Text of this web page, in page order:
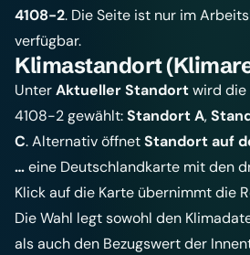
4108-2. Die Seite ist nur im
verfügbar.
Klimastandort
UnterAktueller Standortwird die
4108-2 gewählt:Standort A,
C. Alternativ öffnetStandort auf
…eine Deutschlandkarte mit den
Klick auf die Karte übernimmt die
Die Wahl legt sowohl den
als auch den Bezugswert der